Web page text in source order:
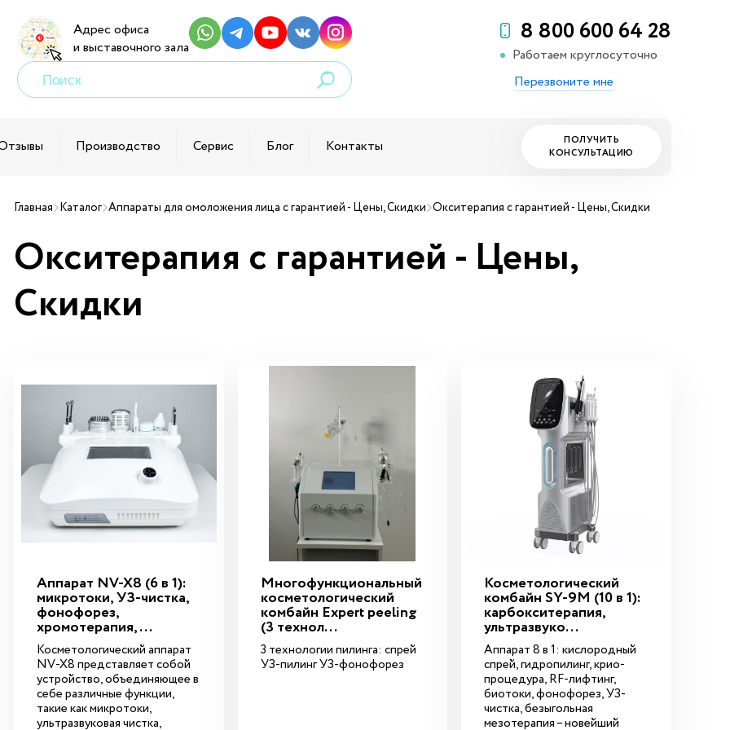
Адрес офиса
и выставочного зала
Поиск
товаров
8 800 600 64 28
Работаем круглосуточно
Перезвоните мне
Производство Сервис Блог Контакты
ПОЛУЧИТЬ
КОНСУЛЬТАЦИЮ
Главная Каталог Аппараты для омоложения лица с гарантией - Цены, Скидки Окситерапия с гарантией - Цены, Скидки
Окситерапия с гарантией - Цены,
Скидки
Аппарат NV-X8 (6 в 1):
микротоки, УЗ-чистка,
фонофорез,
хромотерапия, ...
Косметологический аппарат
NV-X8 представляет собой
устройство, объединяющее в
себе различные функции,
такие как микротоки,
ультразвуковая чистка,
Многофункциональный
косметологический
комбайн Expert peeling
(3 технол...
3 технологии пилинга: спрей
УЗ-пилинг УЗ-фонофорез
Косметологический
комбайн SY-9M (10 в 1):
карбокситерапия,
ультразвуко...
Аппарат 8 в 1: кислородный
спрей, гидропилинг, крио-
процедура, RF-лифтинг,
биотоки, фонофорез, УЗ-
чистка, безыгольная
мезотерапия – новейший